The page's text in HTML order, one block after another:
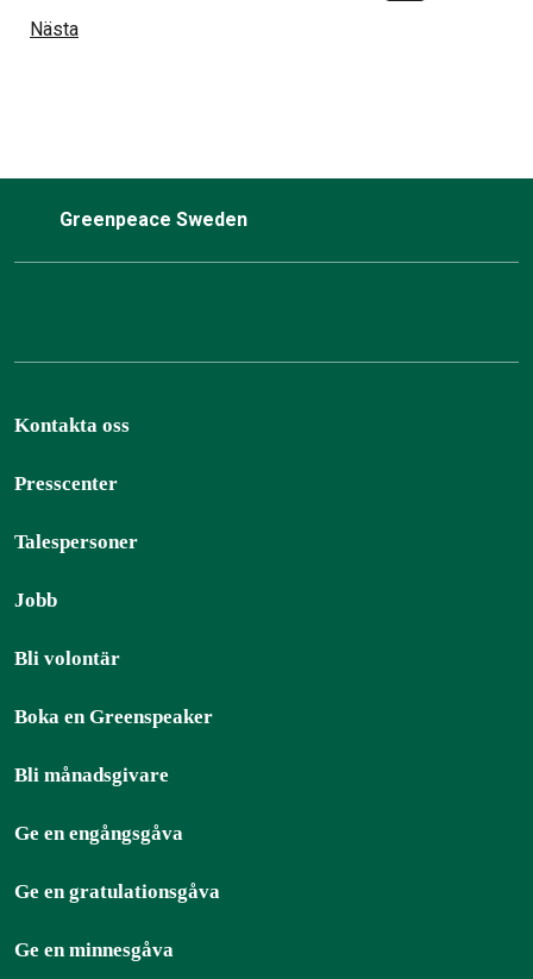
Nästa
Greenpeace Sweden
Kontakta oss
Presscenter
Talespersoner
Jobb
Bli volontär
Boka en Greenspeaker
Bli månadsgivare
Ge en engångsgåva
Ge en gratulationsgåva
Ge en minnesgåva